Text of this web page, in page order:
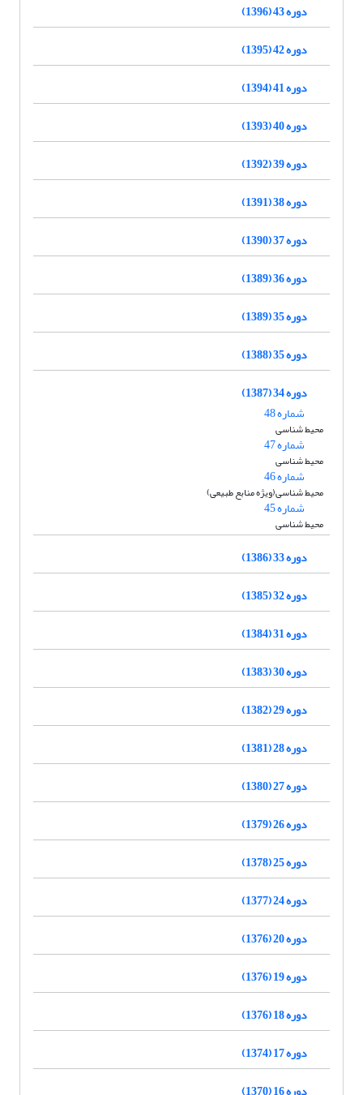
دوره 43 (1396)
دوره 42 (1395)
دوره 41 (1394)
دوره 40 (1393)
دوره 39 (1392)
دوره 38 (1391)
دوره 37 (1390)
دوره 36 (1389)
دوره 35 (1389)
دوره 35 (1388)
دوره 34 (1387)
شماره 48
محیط شناسی
شماره 47
محیط شناسی
شماره 46
محیط شناسی(ویژه منابع طبیعی)
شماره 45
محیط شناسی
دوره 33 (1386)
دوره 32 (1385)
دوره 31 (1384)
دوره 30 (1383)
دوره 29 (1382)
دوره 28 (1381)
دوره 27 (1380)
دوره 26 (1379)
دوره 25 (1378)
دوره 24 (1377)
دوره 20 (1376)
دوره 19 (1376)
دوره 18 (1376)
دوره 17 (1374)